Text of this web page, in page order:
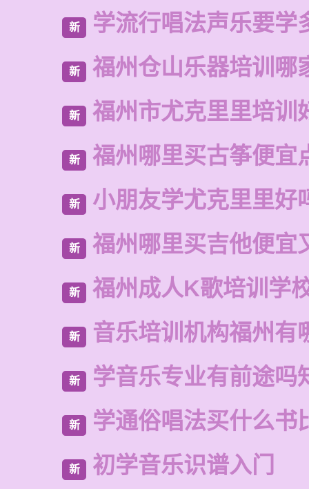
新 学流行唱法声乐要学
新 福州仓山乐器培训哪
新 福州市尤克里里培训
新 福州哪里买古筝便宜
新 小朋友学尤克里里好
新 福州哪里买吉他便宜
新 福州成人K歌培训学
新 音乐培训机构福州有
新 学音乐专业有前途吗
新 学通俗唱法买什么书
新 初学音乐识谱入门